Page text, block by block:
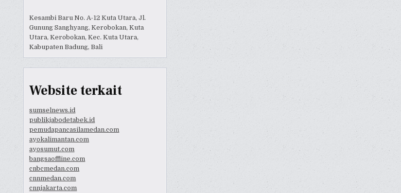
Kesambi Baru No. A-12 Kuta Utara, Jl.
Gunung Sanghyang, Kerobokan, Kuta
Utara, Kerobokan, Kec. Kuta Utara,
Kabupaten Badung, Bali
Website terkait
sumselnews.id
publikjabodetabek.id
pemudapancasilamedan.com
ayokalimantan.com
ayosumut.com
bangsaoffline.com
cnbcmedan.com
cnnmedan.com
cnnjakarta.com